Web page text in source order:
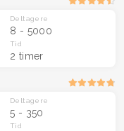
Deltagere
8 - 5000
Tid
2 timer
Deltagere
5 - 350
Tid